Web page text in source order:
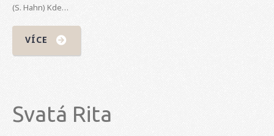
(S. Hahn) Kde…
VÍCE
Svatá Rita